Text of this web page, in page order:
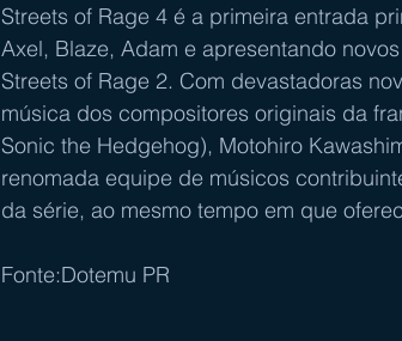
Streets of Rage 4 é a primeira entrada
Axel, Blaze, Adam e apresentando
Streets of Rage 2. Com devastadoras
música dos compositores originais da
Sonic the Hedgehog), Motohiro
renomada equipe de músicos
da série, ao mesmo tempo em que
Fonte:Dotemu PR